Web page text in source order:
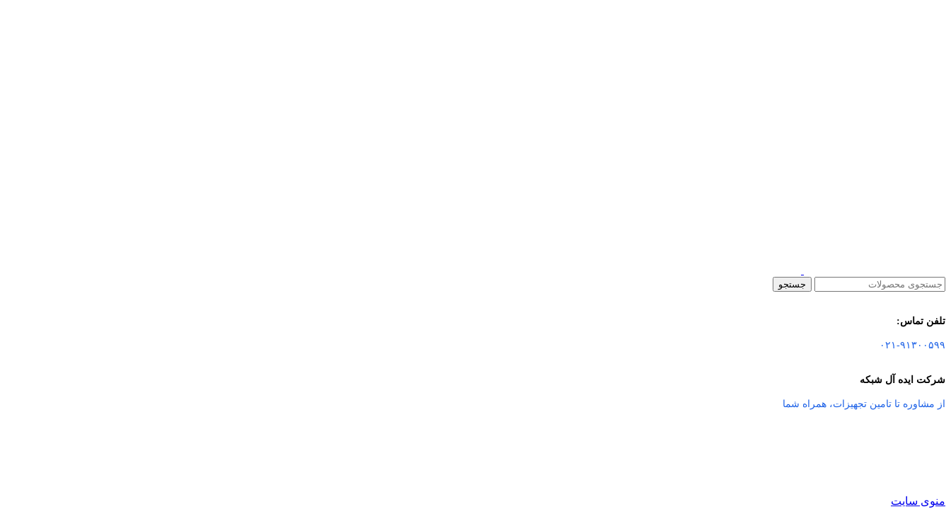
جستجو
تلفن تماس:
۰۲۱-۹۱۳۰۰۵۹۹
شرکت ایده آل شبکه
از مشاوره تا تامین تجهیزات، همراه شما
منوی سایت